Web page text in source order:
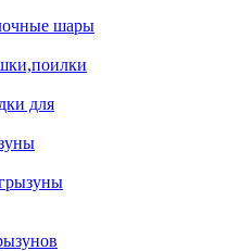
шары
для